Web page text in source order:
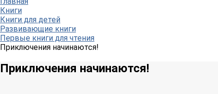
Книги
Книги для детей
Развивающие книги
Первые книги для чтения
Приключения начинаются!
Приключения начинаются!